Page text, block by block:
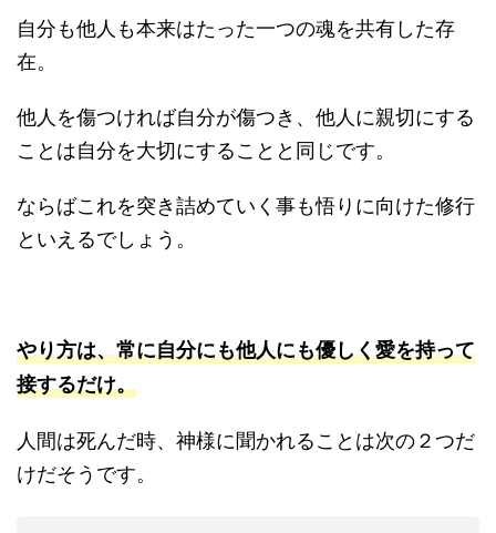
自分も他人も本来はたった一つの魂を共有した存
在。
他人を傷つければ自分が傷つき、他人に親切にする
ことは自分を大切にすることと同じです。
ならばこれを突き詰めていく事も悟りに向けた修行
といえるでしょう。
やり方は、常に自分にも他人にも優しく愛を持って
接するだけ。
人間は死んだ時、神様に聞かれることは次の２つだ
けだそうです。